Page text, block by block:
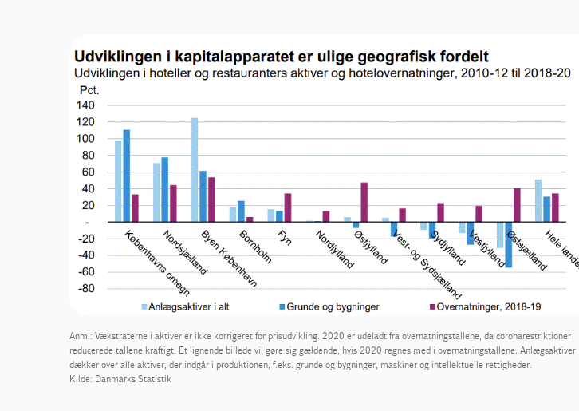
Anm.: Vækstraterne i aktiver er ikke korrigeret for prisudvikling. 2020 er udeladt fra overnatningstallene, da coronarestriktioner
reducerede tallene kraftigt. Et lignende billede vil gøre sig gældende, hvis 2020 regnes med i overnatningstallene. Anlægsaktiver
dækker over alle aktiver, der indgår i produktionen, f.eks. grunde og bygninger, maskiner og intellektuelle rettigheder.
Kilde: Danmarks Statistik